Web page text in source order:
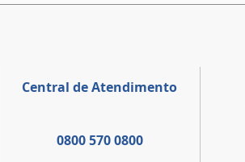
Central de Atendimento
0800 570 0800